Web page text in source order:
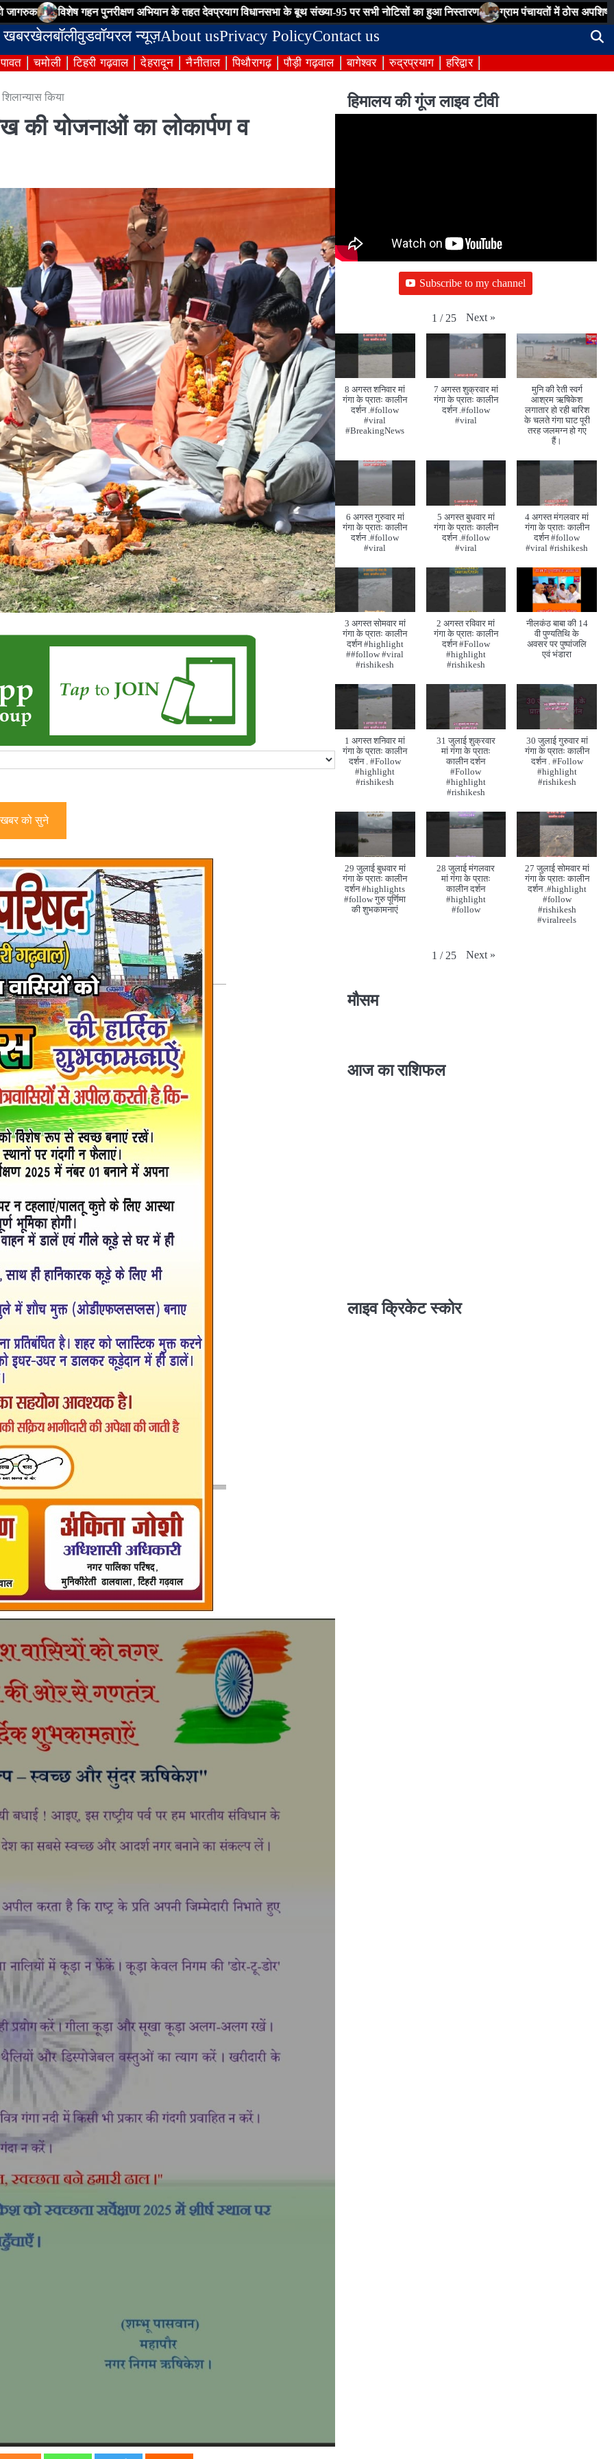
विशेष गहन पुनरीक्षण अभियान के तहत देवप्रयाग विधानसभा के बूथ संख्या-95 पर सभी नोटिसों का हुआ निस्तारण ग्राम पंचायतों में ठोस अपशिष्ट प्रबंधन
खबरखेलबॉलीवुडवॉयरल न्यूज़About usPrivacy PolicyContact us
चमोली टिहरी गढ़वाल देहरादून नैनीताल पिथौरागढ़ पौड़ी गढ़वाल बागेश्वर रुद्रप्रयाग हरिद्वार
किया
की योजनाओं का लोकार्पण व
को सुने
हिमालय की गूंज लाइव टीवी
Subscribe to my channel
1 / 25 Next »
8 अगस्त शनिवार मां
गंगा के प्रातः कालीन
दर्शन .#follow
#viral
#BreakingNews
7 अगस्त शुक्रवार मां
गंगा के प्रातः कालीन
दर्शन .#follow
#viral
मुनि की रेती स्वर्ग
आश्रम ऋषिकेश
लगातार हो रही बारिश
के चलते गंगा घाट पूरी
तरह जलमग्न हो गए
हैं।
6 अगस्त गुरुवार मां
गंगा के प्रातः कालीन
दर्शन .#follow
#viral
5 अगस्त बुधवार मां
गंगा के प्रातः कालीन
दर्शन .#follow
#viral
4 अगस्त मंगलवार मां
गंगा के प्रातः कालीन
दर्शन #follow
#viral #rishikesh
3 अगस्त सोमवार मां
गंगा के प्रातः कालीन
दर्शन #highlight
##follow #viral
#rishikesh
2 अगस्त रविवार मां
गंगा के प्रातः कालीन
दर्शन #Follow
#highlight
#rishikesh
नीलकंठ बाबा की 14
वी पुण्यतिथि के
अवसर पर पुष्पांजलि
एवं भंडारा
1 अगस्त शनिवार मां
गंगा के प्रातः कालीन
दर्शन . #Follow
#highlight
#rishikesh
31 जुलाई शुक्रवार
मां गंगा के प्रातः
कालीन दर्शन
#Follow
#highlight
#rishikesh
30 जुलाई गुरुवार मां
गंगा के प्रातः कालीन
दर्शन . #Follow
#highlight
#rishikesh
29 जुलाई बुधवार मां
गंगा के प्रातः कालीन
दर्शन #highlights
#follow गुरु पूर्णिमा
की शुभकामनाएं
28 जुलाई मंगलवार
मां गंगा के प्रातः
कालीन दर्शन
#highlight
#follow
27 जुलाई सोमवार मां
गंगा के प्रातः कालीन
दर्शन .#highlight
#follow
#rishikesh
#viralreels
1 / 25 Next »
मौसम
आज का राशिफल
लाइव क्रिकेट स्कोर